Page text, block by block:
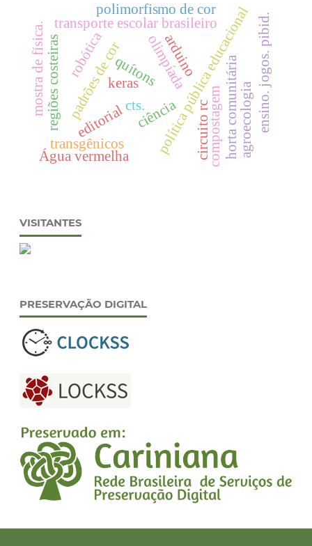
editorial
olimpíada
política pública educacional
transporte escolar brasileiro
padrões de cor
polimorfismo de cor
quítons
regiões costeiras robótica
keras
mostra de física.
transgênicos
cts. horta comunitária
Água vermelha agroecologia
compostagem ensino. jogos. pibid.
ciência
arduino
circuito rc
VISITANTES
PRESERVAÇÃO DIGITAL